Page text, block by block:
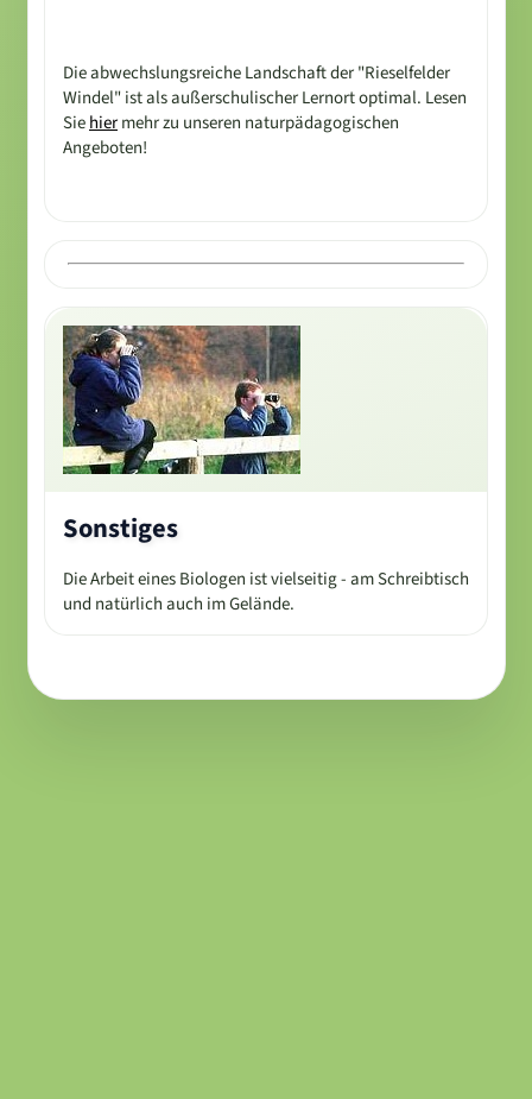
Die abwechslungsreiche Landschaft der "Rieselfelder
Windel" ist als außerschulischer Lernort optimal. Lesen
Sie hier mehr zu unseren naturpädagogischen
Angeboten!
Sonstiges
Die Arbeit eines Biologen ist vielseitig - am Schreibtisch
und natürlich auch im Gelände.